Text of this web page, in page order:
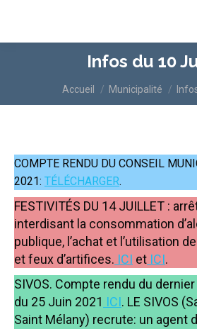
Infos du 10
Vous êtes ici :
Accueil Municipalité
COMPTE RENDU DU CONSEIL
2021: TÉLÉCHARGER.
FESTIVITÉS DU 14 JUILLET :
interdisant la consommation
publique, l’achat et l’utilisation
et feux d’artifices. ICI et ICI.
SIVOS. Compte rendu du
du 25 Juin 2021 ICI. LE SIVOS
Saint Mélany) recrute: un agent